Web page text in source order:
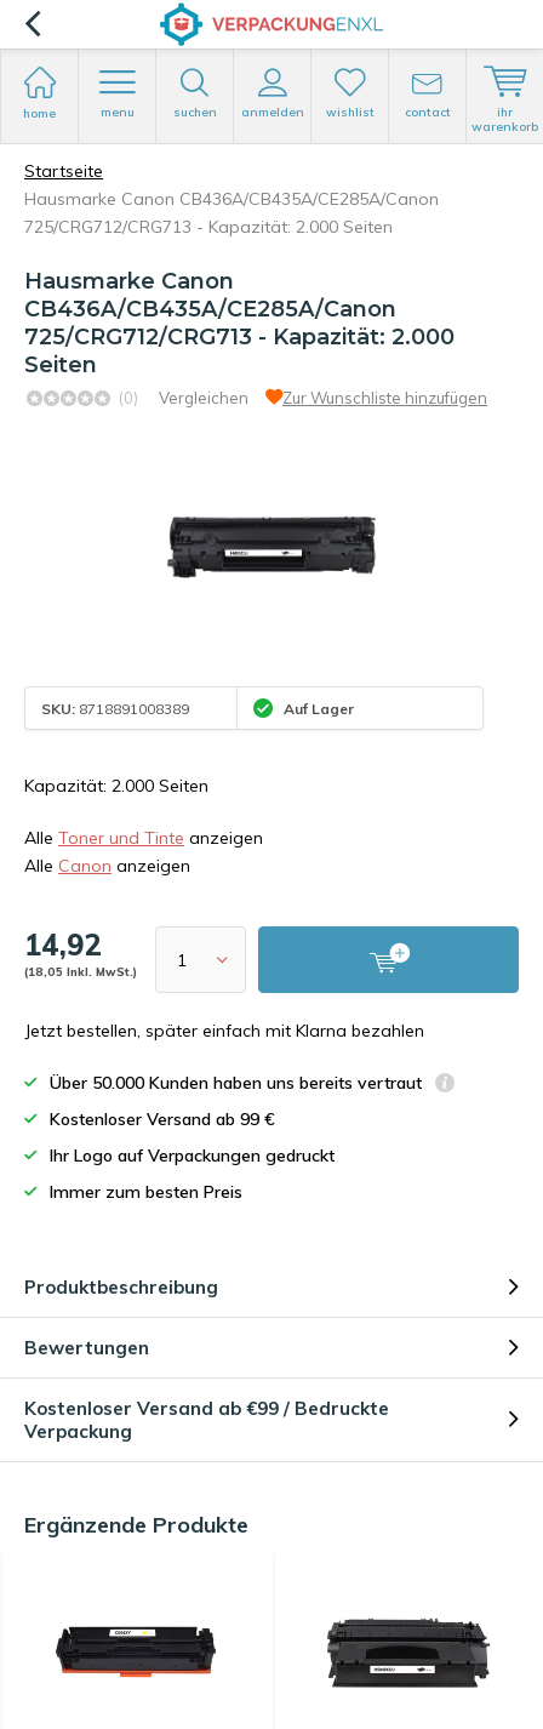
home menu suchen anmelden wishlist contact
ihr
warenkorb
Startseite
Hausmarke Canon CB436A/CB435A/CE285A/Canon
725/CRG712/CRG713 - Kapazität: 2.000 Seiten
Hausmarke Canon
CB436A/CB435A/CE285A/Canon
725/CRG712/CRG713 - Kapazität: 2.000
Seiten
(0) Vergleichen Zur Wunschliste hinzufügen
SKU: 8718891008389 Auf Lager
Kapazität: 2.000 Seiten
Alle Toner und Tinte anzeigen
Alle Canon anzeigen
14,92
(18,05 Inkl. MwSt.)
Jetzt bestellen, später einfach mit Klarna bezahlen
Über 50.000 Kunden haben uns bereits vertraut
Kostenloser Versand ab 99 €
Ihr Logo auf Verpackungen gedruckt
Immer zum besten Preis
Produktbeschreibung
Bewertungen
Kostenloser Versand ab €99 / Bedruckte
Verpackung
Ergänzende Produkte